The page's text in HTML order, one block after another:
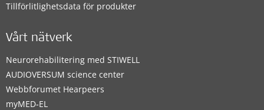
Tillförlitlighetsdata för produkter
Vårt nätverk
Neurorehabilitering med STIWELL
AUDIOVERSUM science center
Webbforumet Hearpeers
myMED‑EL